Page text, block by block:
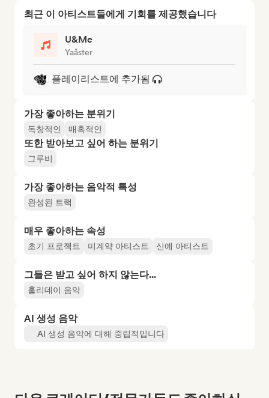
최근 이 아티스트들에게 기회를 제공했습니다
U&Me
Yaåster
플레이리스트에 추가됨
가장 좋아하는 분위기
독창적인 매혹적인
또한 받아보고 싶어 하는 분위기
그루비
가장 좋아하는 음악적 특성
완성된 트랙
매우 좋아하는 속성
초기 프로젝트 미계약 아티스트 신예 아티스트
그들은 받고 싶어 하지 않는다...
홀리데이 음악
AI 생성 음악
AI 생성 음악에 대해 중립적입니다